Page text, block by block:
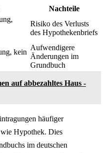
Nachteile
Risiko des Verlusts
des Hypothekenbriefs
kein
Aufwendigere
Änderungen im
Grundbuch
auf abbezahltes Haus -
häufiger
Hypothek. Dies
im deutschen